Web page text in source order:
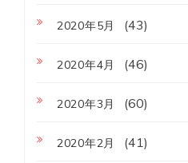
2020年5月 (43)
2020年4月 (46)
2020年3月 (60)
2020年2月 (41)